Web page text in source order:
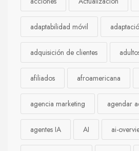
adaptabilidad móvil
adquisición de clientes
afiliados afroamericana
agencia marketing agendar
agentes IA AI ai-